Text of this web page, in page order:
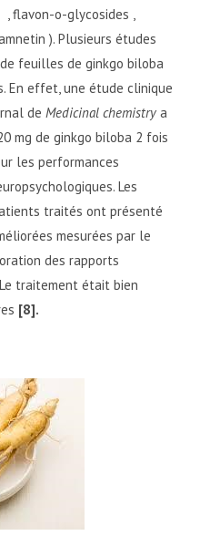
, flavon-o-glycosides ,
). Plusieurs études
feuilles de ginkgo biloba
En effet, une étude clinique
de Medicinal chemistrya
mg de ginkgo biloba 2 fois
les performances
Les
traités ont présenté
mesurées par le
des rapports
traitement était bien
[8].